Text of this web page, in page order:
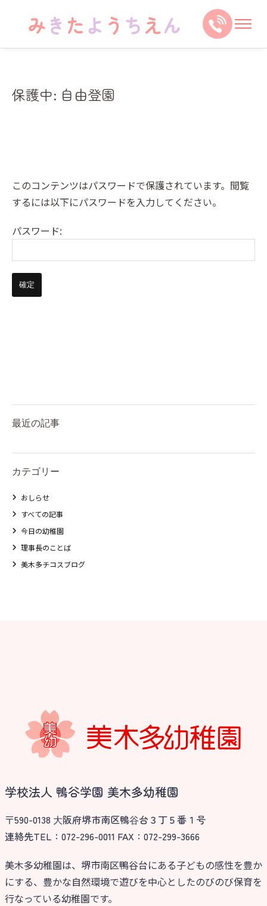
保護中: 自由登園
このコンテンツはパスワードで保護されています。閲覧
するには以下にパスワードを入力してください。
パスワード:
最近の記事
カテゴリー
おしらせ
すべての記事
今日の幼稚園
理事長のことば
美木多チコスブログ
学校法人 鴨谷学園 美木多幼稚園
〒590-0138 ⼤阪府堺市南区鴨⾕台３丁５番１号
連絡先TEL：072-296-0011 FAX：072-299-3666
美木多幼稚園は、堺市南区鴨谷台にある子どもの感性を豊か
にする、豊かな自然環境で遊びを中心としたのびのび保育を
行なっている幼稚園です。
お知らせ
今日の幼稚園
園児募集要項
教職員募集